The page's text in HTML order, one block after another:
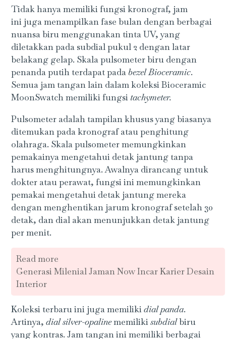
Tidak hanya memiliki fungsi kronograf, jam
ini juga menampilkan fase bulan dengan berbagai
nuansa biru menggunakan tinta UV, yang
diletakkan pada subdial pukul 2 dengan latar
belakang gelap. Skala pulsometer biru dengan
penanda putih terdapat padabezel Bioceramic.
Semua jam tangan lain dalam koleksi Bioceramic
MoonSwatch memiliki fungsi tachymeter.
Pulsometer adalah tampilan khusus yang biasanya
ditemukan pada kronograf atau penghitung
olahraga. Skala pulsometer memungkinkan
pemakainya mengetahui detak jantung tanpa
harus menghitungnya. Awalnya dirancang untuk
dokter atau perawat, fungsi ini memungkinkan
pemakai mengetahui detak jantung mereka
dengan menghentikan jarum kronograf setelah 30
detak, dan dial akan menunjukkan detak jantung
per menit.
Read more
Generasi Milenial Jaman Now Incar Karier Desain
Interior
Koleksi terbaru ini juga memilikidial panda.
Artinya,dial silver-opalinememilikisubdialbiru
yang kontras. Jam tangan ini memiliki berbagai